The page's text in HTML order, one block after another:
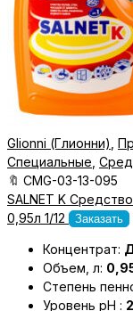
Glionni (Глионни)
Специальные
🔖 CMG-03-13-095
SALNET K
0,95л 1/12
Заказать
Концентрат:
Объем, л:
Степень
Уровень pH : 2